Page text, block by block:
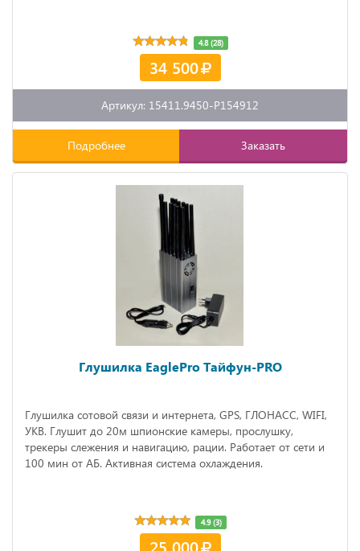
4.8 (28)
34 500
Артикул: 15411.9450-P154912
Подробнее Заказать
Глушилка EaglePro Тайфун-PRO
Глушилка сотовой связи и интернета, GPS, ГЛОНАСС, WIFI,
УКВ. Глушит до 20м шпионские камеры, прослушку,
трекеры слежения и навигацию, рации. Работает от сети и
100 мин от АБ. Активная система охлаждения.
4.9 (3)
25 000